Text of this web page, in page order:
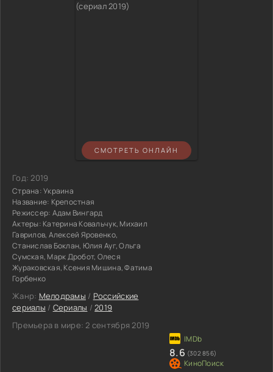
СМОТРЕТЬ ОНЛАЙН
Год:2019
Страна:Украина
Название: Крепостная
Режиссер: Адам Вингард
Актеры: Катерина Ковальчук, Михаил
Гаврилов, Алексей Яровенко,
Станислав Боклан, Юлия Ауг, Ольга
Сумская, Марк Дробот, Олеся
Жураковская, Ксения Мишина, Фатима
Горбенко
Жанр: Мелодрамы / Российские
сериалы / Сериалы /2019
Премьера в мире: 2 сентября 2019
8.6 (302 856)